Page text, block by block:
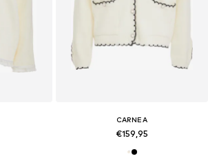
CARNEA
€159,95